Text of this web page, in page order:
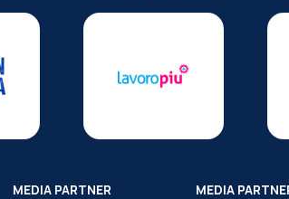
MEDIA PARTNER MEDIA